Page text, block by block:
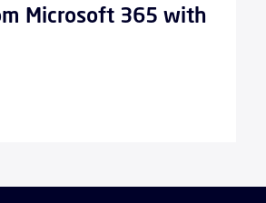
Microsoft 365 with